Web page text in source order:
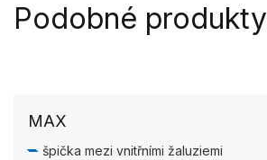
Podobné produkty
MAX
špička mezi vnitřními žaluziemi